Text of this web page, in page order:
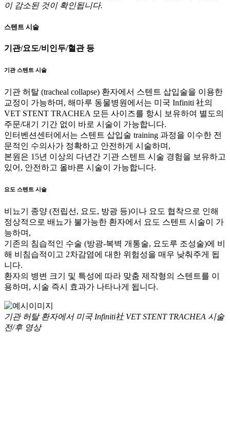
이 감소된 것이 확인됩니다.
스텐트 시술
기관/요도/비인두/혈관 등
기관 스텐트 시술
기관 허탈 (tracheal collapse) 환자에서 스텐트 삽입술을 이용한
교정이 가능하며, 해마루 동물병원에서는 미국 Infiniti 社의
VET STENT TRACHEA 모든 사이즈를 항시 보유하여 별도의
주문/대기 기간 없이 바로 시술이 가능합니다.
인터벤션센터에서는 스텐트 삽입술 training 과정을 이수한 전
문적인 수의사가 정확하고 안전하게 시술하며,
본원은 15년 이상의 다년간 기관 스텐트 시술 경험을 보유하고
있어, 안전하고 올바른 시술이 가능합니다.
요도 스텐트 시술
비뇨기 종양 (전립선, 요도, 방광 등)이나 요도 협착으로 인해
정상적으로 배뇨가 불가능한 환자에서 요도 스텐트 시술이 가
능하며,
기존의 침습적인 수술 (방광-복벽 개통술, 요도루 조성술)에 비
해 비침습적이고 2차감염에 대한 위험성을 매우 낮춰주게 됩
니다.
환자의 병변 크기 및 특성에 따라 맞춤 제작형의 스텐트를 이
용하며, 시술 즉시 효과가 나타나게 됩니다.
기관 허탈 환자에서 미국 Infiniti社 VET STENT TRACHEA 시술
전/후 영상